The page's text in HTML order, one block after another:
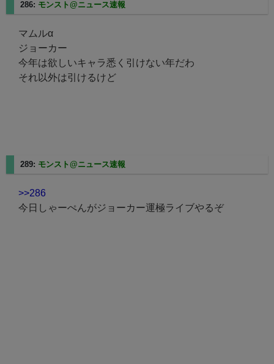
286: モンスト@ニュース速報
マムルα
ジョーカー
今年は欲しいキャラ悉く引けない年だわ
それ以外は引けるけど
289: モンスト@ニュース速報
>>286
今日しゃーぺんがジョーカー運極ライブやるぞ